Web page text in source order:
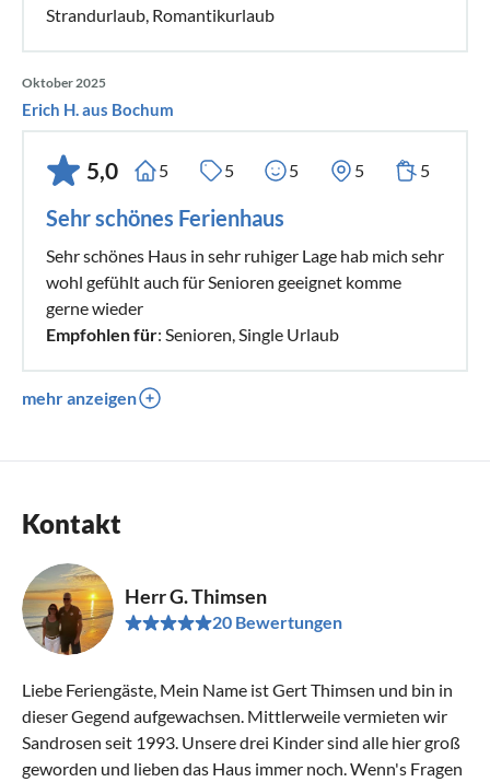
Strandurlaub, Romantikurlaub
Oktober 2025
Erich H. aus Bochum
5,0 5 5 5 5 5
Sehr schönes Ferienhaus
Sehr schönes Haus in sehr ruhiger Lage hab mich sehr
wohl gefühlt auch für Senioren geeignet komme
gerne wieder
Empfohlen für: Senioren, Single Urlaub
mehr anzeigen
Kontakt
Herr G. Thimsen
20 Bewertungen
Liebe Feriengäste, Mein Name ist Gert Thimsen und bin in
dieser Gegend aufgewachsen. Mittlerweile vermieten wir
Sandrosen seit 1993. Unsere drei Kinder sind alle hier groß
geworden und lieben das Haus immer noch. Wenn's Fragen